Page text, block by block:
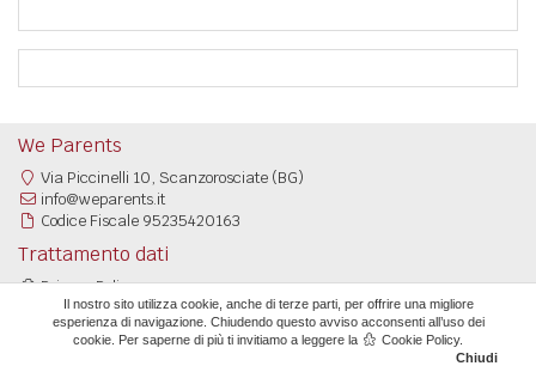
We Parents
Via Piccinelli 10, Scanzorosciate (BG)
info@weparents.it
Codice Fiscale 95235420163
Trattamento dati
Privacy Policy
Cookie Policy
Il nostro sito utilizza cookie, anche di terze parti, per offrire una migliore
esperienza di navigazione. Chiudendo questo avviso acconsenti all’uso dei
cookie. Per saperne di più ti invitiamo a leggere la
Cookie Policy.
Chiudi